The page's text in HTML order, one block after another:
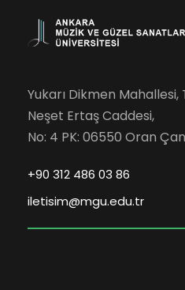
Yukarı Dikmen Mahallesi,
Neşet Ertaş Caddesi,
No: 4 PK: 06550 Oran
+90 312 486 03 86
iletisim@mgu.edu.tr